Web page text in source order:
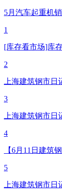
5月汽车起重机
1
[库存看市场]库
2
上海建筑钢市日
3
上海建筑钢市日
4
【6月11日建筑
5
上海建筑钢市日